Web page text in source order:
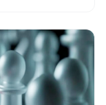
el mecanismo
en la
y la
proyecto.